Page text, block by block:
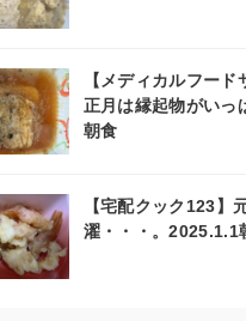
【メディカルフー
正月は縁起物がいっ
朝食
【宅配クック123】
濯・・・。2025.1.1